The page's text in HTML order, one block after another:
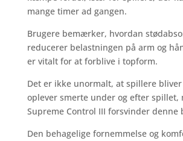
mange timer ad gangen.
Brugere bemærker, hvordan
reducerer belastningen på arm og
er vitalt for at forblive i topform.
Det er ikke unormalt, at spillere
oplever smerte under og efter spillet,
Supreme Control III forsvinder denne
Den behagelige fornemmelse og